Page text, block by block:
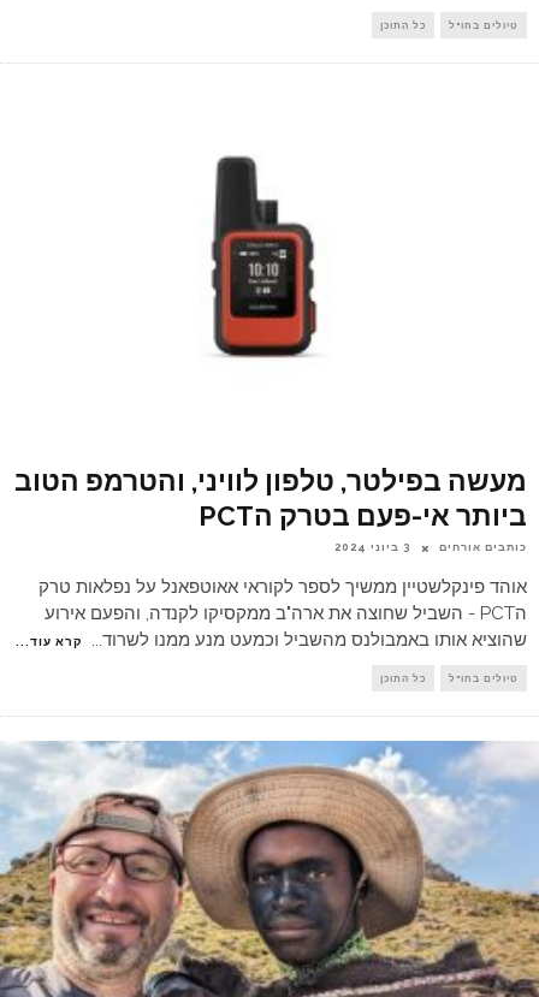
טיולים בחו"ל כל התוכן
מעשה בפילטר, טלפון לוויני, והטרמפ הטוב
ביותר אי-פעם בטרק הPCT
כותבים אורחים 3 ביוני 2024
אוהד פינקלשטיין ממשיך לספר לקוראי אאוטפאנל על נפלאות טרק
הPCT - השביל שחוצה את ארה"ב ממקסיקו לקנדה, והפעם אירוע
שהוציא אותו באמבולנס מהשביל וכמעט מנע ממנו לשרוד... קרא עוד...
טיולים בחו"ל כל התוכן